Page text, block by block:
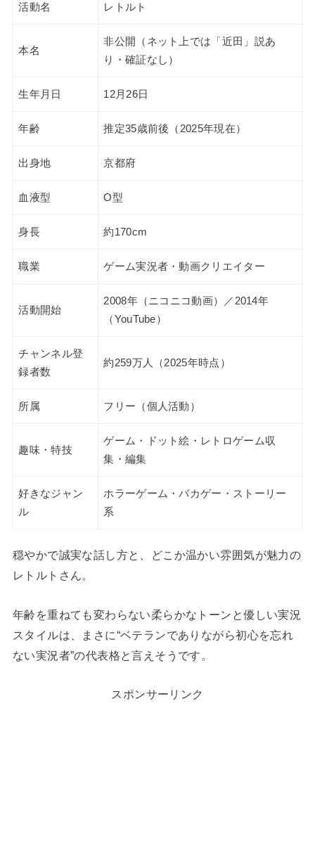
活動名 レトルト
本名
非公開（ネット上では「近田」説あ
り・確証なし）
生年月日 12月26日
年齢 推定35歳前後（2025年現在）
出身地 京都府
血液型 O型
身長 約170cm
職業 ゲーム実況者・動画クリエイター
活動開始
2008年（ニコニコ動画）／2014年
（YouTube）
チャンネル登
録者数
約259万人（2025年時点）
所属 フリー（個人活動）
趣味・特技
ゲーム・ドット絵・レトロゲーム収
集・編集
好きなジャン
ル
ホラーゲーム・バカゲー・ストーリー
系
穏やかで誠実な話し方と、どこか温かい雰囲気が魅力の
レトルトさん。
年齢を重ねても変わらない柔らかなトーンと優しい実況
スタイルは、まさに“ベテランでありながら初心を忘れ
ない実況者”の代表格と言えそうです。
スポンサーリンク